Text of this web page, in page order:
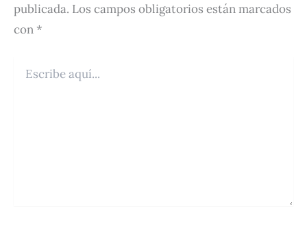
publicada. Los campos obligatorios están marcados
con*
aquí...